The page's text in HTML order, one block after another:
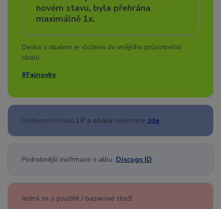
novém stavu, byla přehrána
maximálně 1x.
Deska s obalem je vložena do vnějšího průsvitného
obalu.
#Fajnovky
Hodnocení stavu LP a obalu naleznete zde
Podrobnější inofrmace o albu: Discogs ID
Jedná se o použité / bazarové zboží